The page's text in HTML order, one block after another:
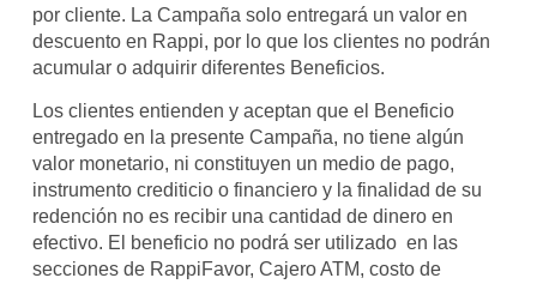
por cliente. La Campaña solo entregará un valor en
descuento en Rappi, por lo que los clientes no podrán
acumular o adquirir diferentes Beneficios.
Los clientes entienden y aceptan que el Beneficio
entregado en la presente Campaña, no tiene algún
valor monetario, ni constituyen un medio de pago,
instrumento crediticio o financiero y la finalidad de su
redención no es recibir una cantidad de dinero en
efectivo. El beneficio no podrá ser utilizado en las
secciones de RappiFavor, Cajero ATM, costo de